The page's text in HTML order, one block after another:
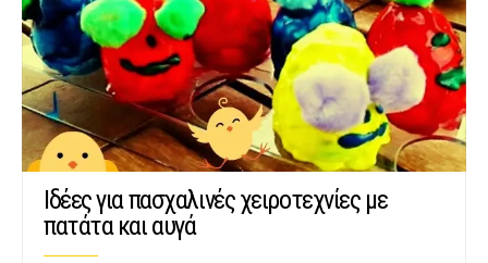
Ιδέες για πασχαλινές χειροτεχνίες με
πατάτα και αυγά